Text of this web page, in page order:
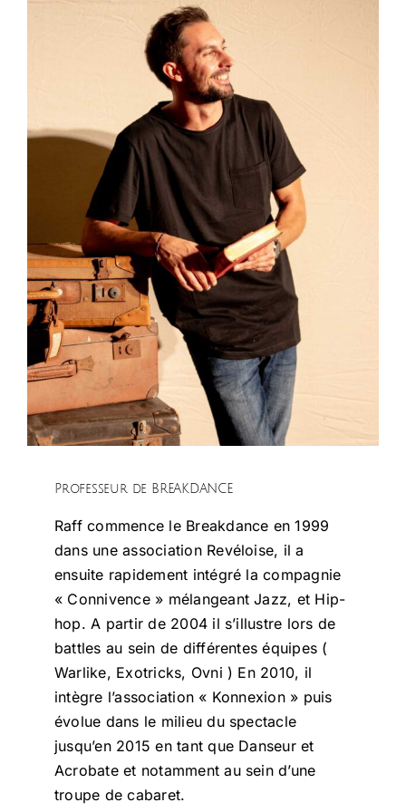
Nos pôles d’activité
Galerie
Professeur de BREAKDANCE
Raff commence le Breakdance en 1999
dans une association Revéloise, il a
ensuite rapidement intégré la compagnie
« Connivence » mélangeant Jazz, et Hip-
hop. A partir de 2004 il s’illustre lors de
battles au sein de différentes équipes (
Warlike, Exotricks, Ovni ) En 2010, il
intègre l’association « Konnexion » puis
évolue dans le milieu du spectacle
jusqu’en 2015 en tant que Danseur et
Acrobate et notamment au sein d’une
troupe de cabaret.